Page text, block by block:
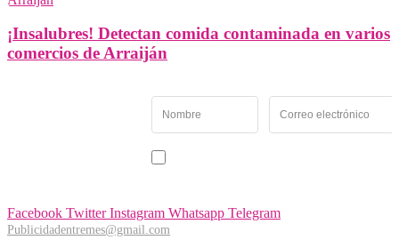
¡Insalubres! Detectan comida contaminada en varios
comercios de Arraiján
Facebook Twitter Instagram Whatsapp Telegram
Publicidadentremes@gmail.com